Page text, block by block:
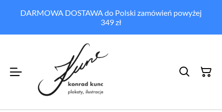
DARMOWA DOSTAWA do Polski zamówień powyżej
349 zł